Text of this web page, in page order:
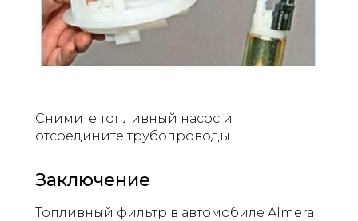
Снимите топливный насос и
отсоедините трубопроводы.
Заключение
Топливный фильтр в автомобиле Almera